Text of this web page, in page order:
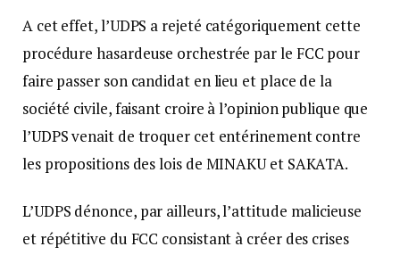
A cet effet, l’UDPS a rejeté catégoriquement cette
procédure hasardeuse orchestrée par le FCC pour
faire passer son candidat en lieu et place de la
société civile, faisant croire à l’opinion publique que
l’UDPS venait de troquer cet entérinement contre
les propositions des lois de MINAKU et SAKATA.
L’UDPS dénonce, par ailleurs, l’attitude malicieuse
et répétitive du FCC consistant à créer des crises